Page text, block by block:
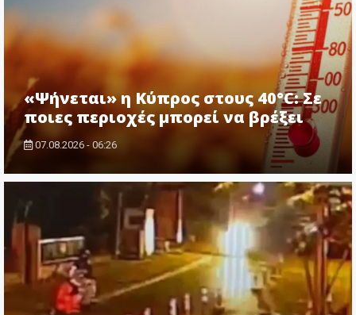
«Ψήνεται» η Κύπρος στους 40°C: Σε
ποιες περιοχές μπορεί να βρέξει
07.08.2026 - 06:26